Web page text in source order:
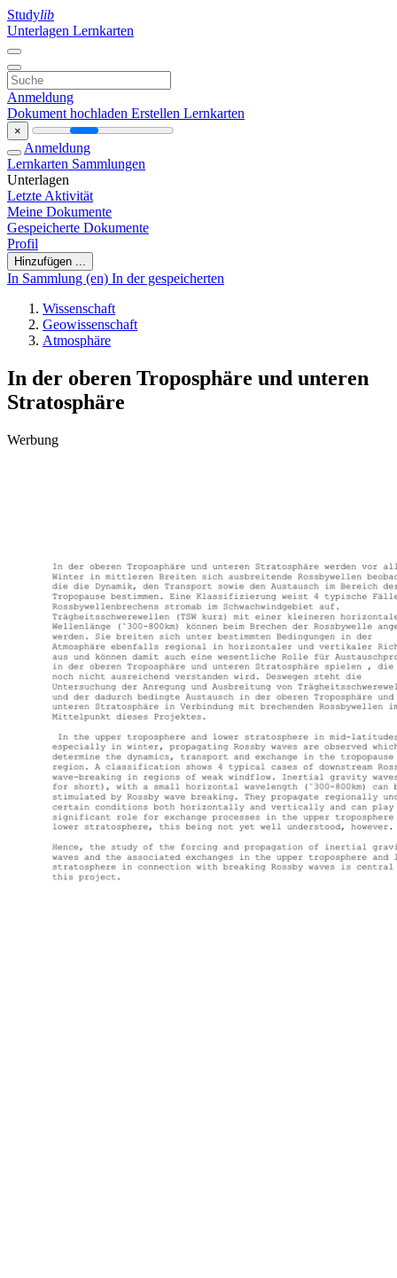
Studylib
Unterlagen Lernkarten
Anmeldung
Dokument hochladen Erstellen Lernkarten
×
Anmeldung
Lernkarten Sammlungen
Unterlagen
Letzte Aktivität
Meine Dokumente
Gespeicherte Dokumente
Profil
Hinzufügen ...
In Sammlung (en) In der gespeicherten
Wissenschaft
Geowissenschaft
Atmosphäre
In der oberen Troposphäre und unteren
Stratosphäre
Werbung